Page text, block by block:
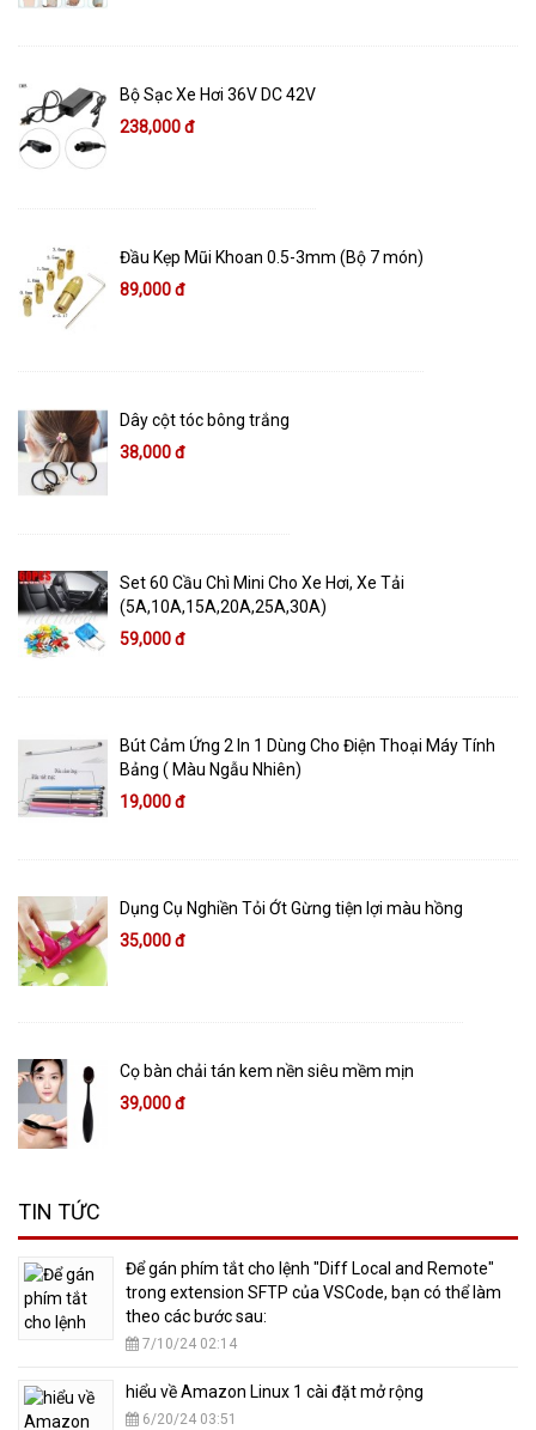
Bộ Sạc Xe Hơi 36V DC 42V
238,000 đ
Đầu Kẹp Mũi Khoan 0.5-3mm (Bộ 7 món)
89,000 đ
Dây cột tóc bông trắng
38,000 đ
Set 60 Cầu Chì Mini Cho Xe Hơi, Xe Tải
(5A,10A,15A,20A,25A,30A)
59,000 đ
Bút Cảm Ứng 2 In 1 Dùng Cho Điện Thoại Máy Tính
Bảng ( Màu Ngẫu Nhiên)
19,000 đ
Dụng Cụ Nghiền Tỏi Ớt Gừng tiện lợi màu hồng
35,000 đ
Cọ bàn chải tán kem nền siêu mềm mịn
39,000 đ
TIN TỨC
​Để gán phím tắt cho lệnh "Diff Local and Remote"
trong extension SFTP của VSCode, bạn có thể làm
theo các bước sau:
7/10/24 02:14
hiểu về Amazon Linux 1 cài đặt mở rộng
6/20/24 03:51